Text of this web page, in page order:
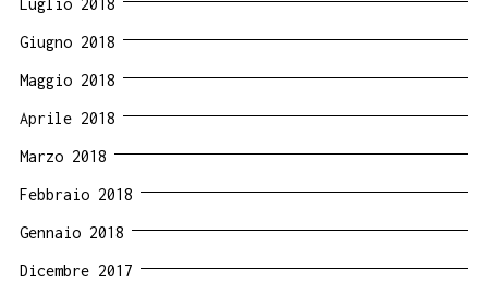
Giugno 2018
Maggio 2018
Aprile 2018
Marzo 2018
Febbraio 2018
Gennaio 2018
Dicembre 2017